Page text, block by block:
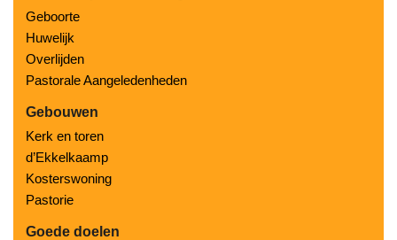
Geboorte
Huwelijk
Overlijden
Pastorale Aangeledenheden
Gebouwen
Kerk en toren
d’Ekkelkaamp
Kosterswoning
Pastorie
Goede doelen